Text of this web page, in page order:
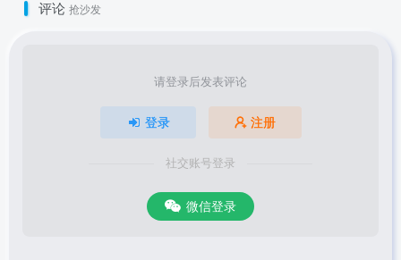
评论 抢沙发
请登录后发表评论
登录 注册
社交账号登录
微信登录